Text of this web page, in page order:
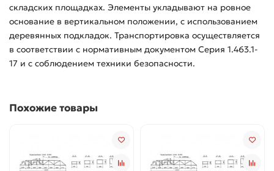
складских площадках. Элементы укладывают на ровное
основание в вертикальном положении, с использованием
деревянных подкладок. Транспортировка осуществляется
в соответствии с нормативным документом Серия 1.463.1-
17 и с соблюдением техники безопасности.
Похожие товары